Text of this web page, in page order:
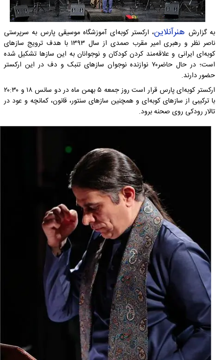
به گزارش هنرآنلاین، ارکستر کوبه‌ای آموزشگاه موسیقی پارس به سرپرستی
ناصر نظر و رهبری امیر مقرب صمدی از سال ۱۳۹۳ با هدف ترویج سازهای
کوبه‌ای ایرانی و علاقه‌مند کردن کودکان و نوجوانان به این سازها تشکیل شده
است؛ در حال حاضر۷۰ نوازنده نوجوان سازهای تنبک و دف در این ارکستر
حضور دارند.
ارکستر کوبه‌ای پارس قرار است روز جمعه ۵ بهمن ماه در دو سانس ۱۸ و ۲۰:۳۰
با ترکیبی از سازهای کوبه‌ای و همچنین سازهای سنتور، قانون، کمانچه و عود در
تالار رودکی روی صحنه برود.